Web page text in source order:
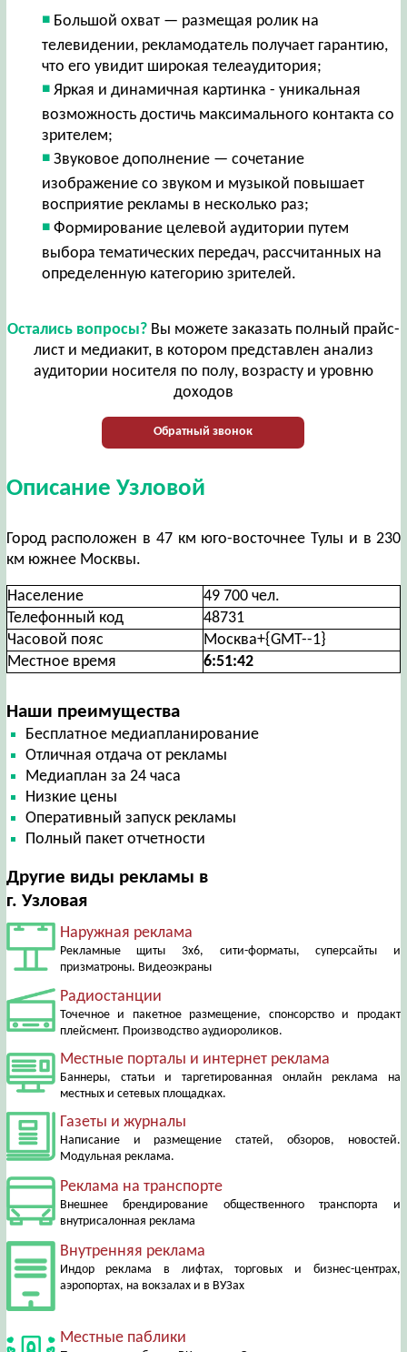
Большой охват — размещая ролик на
телевидении, рекламодатель получает гарантию,
что его увидит широкая телеаудитория;
Яркая и динамичная картинка - уникальная
возможность достичь максимального контакта со
зрителем;
Звуковое дополнение — сочетание
изображение со звуком и музыкой повышает
восприятие рекламы в несколько раз;
Формирование целевой аудитории путем
выбора тематических передач, рассчитанных на
определенную категорию зрителей.
Остались вопросы?Вы можете заказать полный прайс-
лист и медиакит, в котором представлен анализ
аудитории носителя по полу, возрасту и уровню
доходов
Обратный звонок
Описание Узловой
Город расположен в 47 км юго-восточнее Тулы и в 230
км южнее Москвы.
Население
49 700 чел.
Телефонный код
48731
Часовой пояс
Москва+{GMT--1}
Местное время
6:51:42
Наши преимущества
Бесплатное медиапланирование
Отличная отдача от рекламы
Медиаплан за 24 часа
Низкие цены
Оперативный запуск рекламы
Полный пакет отчетности
Другие виды рекламы в
г. Узловая
Наружная реклама
Рекламные щиты 3х6, сити-форматы, суперсайты и
призматроны. Видеоэкраны
Радиостанции
Точечное и пакетное размещение, спонсорство и продакт
плейсмент. Производство аудиороликов.
Местные порталы и интернет реклама
Баннеры, статьи и таргетированная онлайн реклама на
местных и сетевых площадках.
Газеты и журналы
Написание и размещение статей, обзоров, новостей.
Модульная реклама.
Реклама на транспорте
Внешнее брендирование общественного транспорта и
внутрисалонная реклама
Внутренняя реклама
Индор реклама в лифтах, торговых и бизнес-центрах,
аэропортах, на вокзалах и в ВУЗах
Местные паблики